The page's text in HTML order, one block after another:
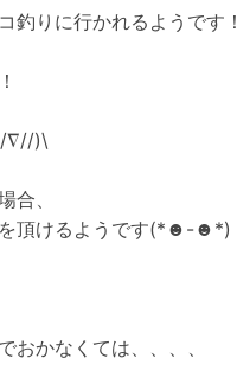
釣りに行かれるようです！
∇//)\
合、
を頂けるようです(*☻-☻*)
おかなくては、、、、